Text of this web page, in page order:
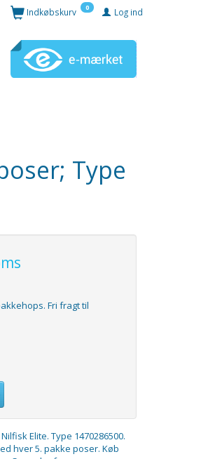
Log ind
Indkøbskurv 0
Type
Fri fragt til
Elite. Type 1470286500.
hver 5. pakke poser. Køb